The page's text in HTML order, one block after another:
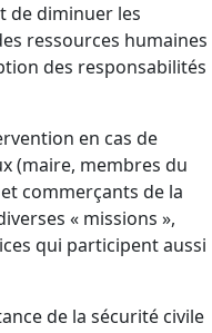
de diminuer les
ressources humaines
des responsabilités
en cas de
(maire, membres du
commerçants de la
« missions »,
qui participent aussi
de la sécurité civile